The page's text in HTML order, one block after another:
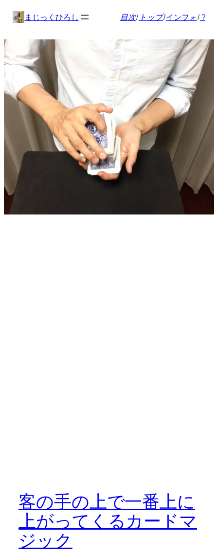
ス
キ
ッ
プ
まじっくひろし 目次/ トップ/インフォ/ ?
客の手の上で一番上に
上がってくるカードマ
ジック